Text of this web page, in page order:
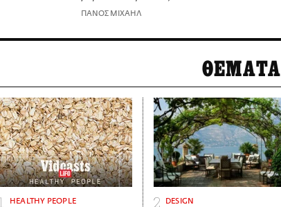
ΠΑΝΟΣ ΜΙΧΑΗΛ
ΘΕΜΑΤΑ
HEALTHY PEOPLE DESIGN